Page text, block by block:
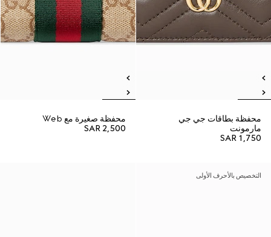
محفظة بطاقات جي جي
مارمونت
SAR 1,750
محفظة صغيرة مع Web
SAR 2,500
التخصيص بالأحرف الأولى